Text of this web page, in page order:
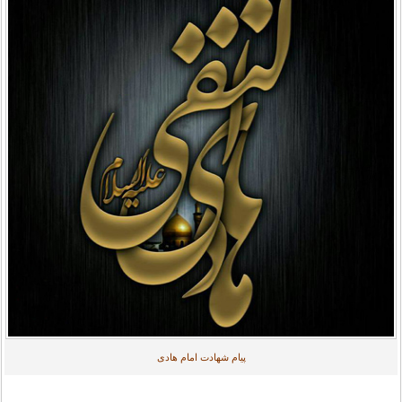
پیام شهادت امام هادی